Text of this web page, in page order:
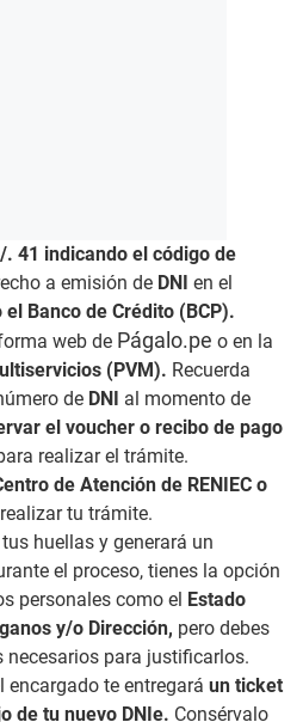
. 41 indicando el código de
a emisión de DNI en el
Banco de Crédito (BCP).
web de Págalo.pe o en la
(PVM). Recuerda
de DNI al momento de
el voucher o recibo de pago
realizar el trámite.
de Atención de RENIEC o
tu trámite.
huellas y generará un
el proceso, tienes la opción
personales como el Estado
y/o Dirección, pero debes
necesarios para justificarlos.
encargado te entregará un ticket
de tu nuevo DNIe. Consérvalo